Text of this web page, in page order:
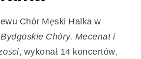
Chór Męski Halka w
Bydgoskie Chóry. Mecenat i
, wykonał 14 koncertów,